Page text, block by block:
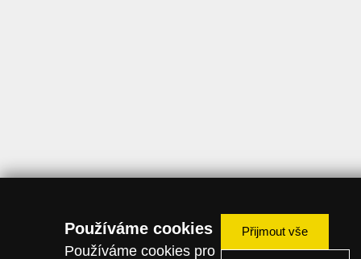
Používáme cookies
Používáme cookies pro
Přijmout vše